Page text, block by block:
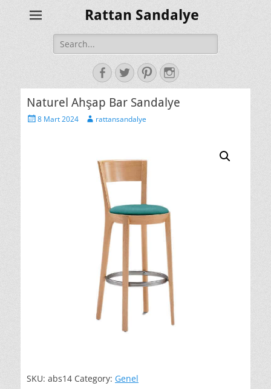
Rattan Sandalye
Search
for:
Facebook
TwitterPinterestInstagram
Naturel Ahşap Bar Sandalye
Posted8 Mart 2024 Authorrattansandalye
SKU: abs14 Category: Genel